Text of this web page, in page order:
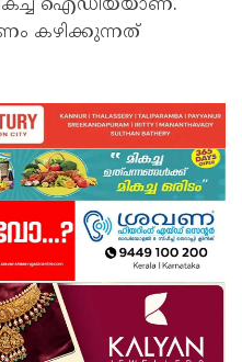
ഐഡിയയാണ്.
കഴിക്കുന്നത്